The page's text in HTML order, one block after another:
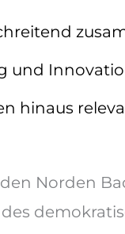
und
hinaus
Norden